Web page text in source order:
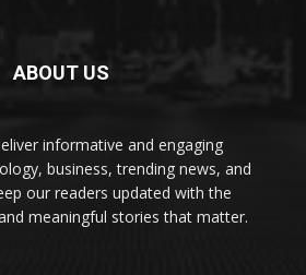
ABOUT US
informative and engaging
business, trending news, and
our readers updated with the
meaningful stories that matter.